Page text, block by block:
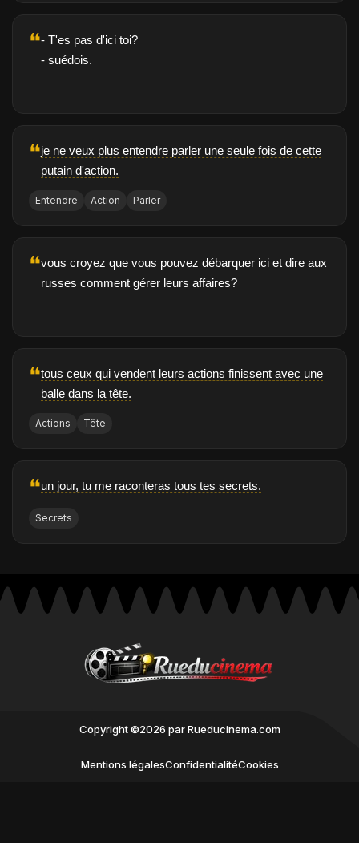
❝- T'es pas d'ici toi?
- suédois.
❝je ne veux plus entendre parler une seule fois de cette
putain d'action.
Entendre Action Parler
❝vous croyez que vous pouvez débarquer ici et dire aux
russes comment gérer leurs affaires?
❝tous ceux qui vendent leurs actions finissent avec une
balle dans la tête.
Actions Tête
❝un jour, tu me raconteras tous tes secrets.
Secrets
Copyright ©2026 par Rueducinema.com
Mentions légalesConfidentialitéCookies